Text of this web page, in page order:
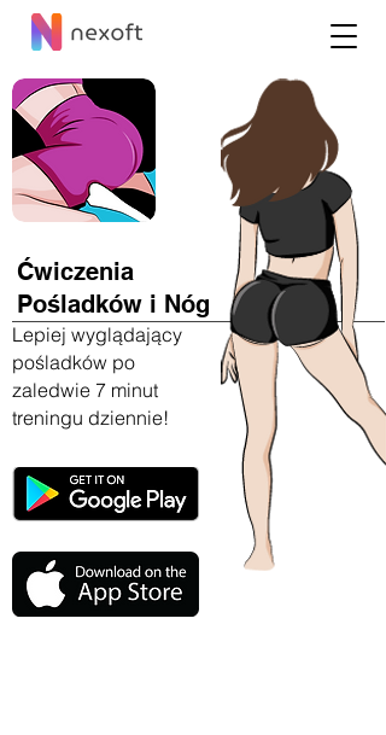
Ćwiczenia
Pośladków i Nóg
Lepiej wyglądający
pośladków po
zaledwie 7 minut
treningu dziennie!